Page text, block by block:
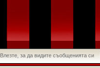
Влезте, за да видите съобщенията си